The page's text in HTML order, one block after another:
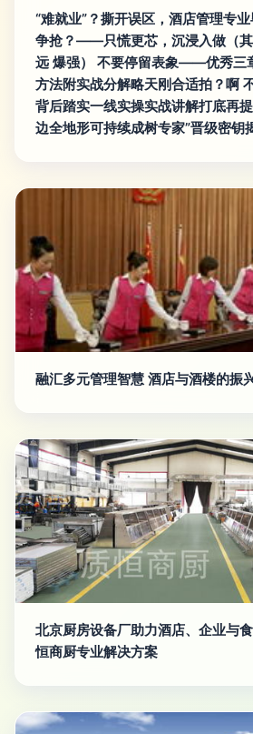
“难就业”？撕开误区，酒店管理专
争抢？——只慌更芯，沉浸入做（
远 爆强） 不要停留表象——优秀三
方法附实战分解略天刚合适拍？啊
背后踏实一线实操实战讲解打底再
边全地形可持续成树专家”晋级密钥
融汇多元管理智慧 酒店与酒楼的振
北京厨房设备厂助力酒店、企业与
恒商厨专业解决方案